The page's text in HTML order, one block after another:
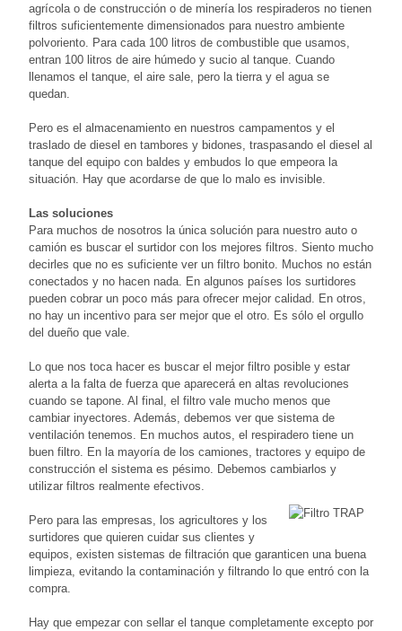
agrícola o de construcción o de minería los respiraderos no tienen
filtros suficientemente dimensionados para nuestro ambiente
polvoriento. Para cada 100 litros de combustible que usamos,
entran 100 litros de aire húmedo y sucio al tanque. Cuando
llenamos el tanque, el aire sale, pero la tierra y el agua se
quedan.
Pero es el almacenamiento en nuestros campamentos y el
traslado de diesel en tambores y bidones, traspasando el diesel al
tanque del equipo con baldes y embudos lo que empeora la
situación. Hay que acordarse de que lo malo es invisible.
Las soluciones
Para muchos de nosotros la única solución para nuestro auto o
camión es buscar el surtidor con los mejores filtros. Siento mucho
decirles que no es suficiente ver un filtro bonito. Muchos no están
conectados y no hacen nada. En algunos países los surtidores
pueden cobrar un poco más para ofrecer mejor calidad. En otros,
no hay un incentivo para ser mejor que el otro. Es sólo el orgullo
del dueño que vale.
Lo que nos toca hacer es buscar el mejor filtro posible y estar
alerta a la falta de fuerza que aparecerá en altas revoluciones
cuando se tapone. Al final, el filtro vale mucho menos que
cambiar inyectores. Además, debemos ver que sistema de
ventilación tenemos. En muchos autos, el respiradero tiene un
buen filtro. En la mayoría de los camiones, tractores y equipo de
construcción el sistema es pésimo. Debemos cambiarlos y
utilizar filtros realmente efectivos.
Pero para las empresas, los agricultores y los
surtidores que quieren cuidar sus clientes y
equipos, existen sistemas de filtración que garanticen una buena
limpieza, evitando la contaminación y filtrando lo que entró con la
compra.
Hay que empezar con sellar el tanque completamente excepto por